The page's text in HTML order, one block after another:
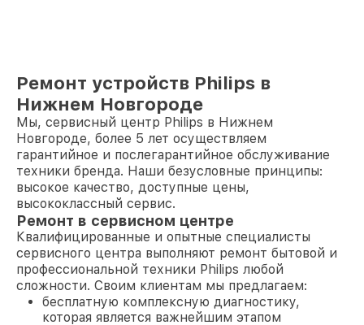
Ремонт устройств Philips в
Нижнем Новгороде
Мы, сервисный центр Philips в Нижнем
Новгороде, более 5 лет осуществляем
гарантийное и послегарантийное обслуживание
техники бренда. Наши безусловные принципы:
высокое качество, доступные цены,
высококлассный сервис.
Ремонт в сервисном центре
Квалифицированные и опытные специалисты
сервисного центра выполняют ремонт бытовой и
профессиональной техники Philips любой
сложности. Своим клиентам мы предлагаем:
бесплатную комплексную диагностику,
которая является важнейшим этапом